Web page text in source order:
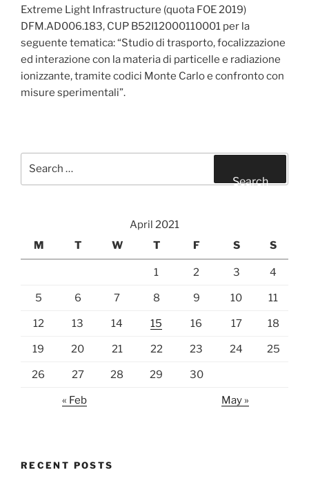
Extreme Light Infrastructure (quota FOE 2019)
DFM.AD006.183, CUP B52I12000110001 per la
seguente tematica: “Studio di trasporto, focalizzazione
ed interazione con la materia di particelle e radiazione
ionizzante, tramite codici Monte Carlo e confronto con
misure sperimentali”.
Search
April 2021
M
T W T F S S
1 2 3 4
5 6 7 8 9 10 11
12 13 14 15 16 17 18
19 20 21 22 23 24 25
26 27 28 29 30
« Feb May »
RECENT POSTS